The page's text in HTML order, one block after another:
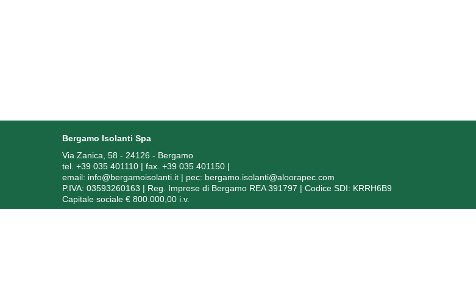
Bergamo Isolanti Spa
Via Zanica, 58 - 24126 - Bergamo
tel. +39 035 401110 | fax. +39 035 401150 |
email: info@bergamoisolanti.it | pec: bergamo.isolanti@aloorapec.com
P.IVA: 03593260163 | Reg. Imprese di Bergamo REA 391797 | Codice SDI: KRRH6B9
Capitale sociale € 800.000,00 i.v.